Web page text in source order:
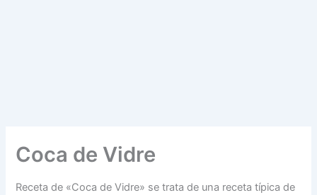
Coca de Vidre
Receta de «Coca de Vidre» se trata de una receta típica de